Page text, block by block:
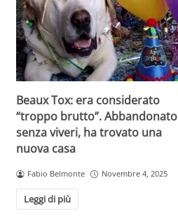
Beaux Tox: era considerato
“troppo brutto”. Abbandonato
senza viveri, ha trovato una
nuova casa
Fabio Belmonte Novembre 4, 2025
Leggi di più